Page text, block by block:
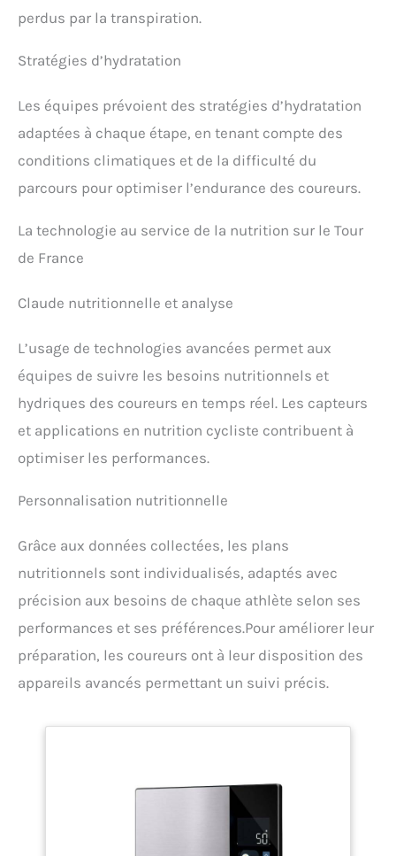
perdus par la transpiration.
Stratégies d’hydratation
Les équipes prévoient des stratégies d’hydratation
adaptées à chaque étape, en tenant compte des
conditions climatiques et de la difficulté du
parcours pour optimiser l’endurance des coureurs.
La technologie au service de la nutrition sur le Tour
de France
Claude nutritionnelle et analyse
L’usage de technologies avancées permet aux
équipes de suivre les besoins nutritionnels et
hydriques des coureurs en temps réel. Les capteurs
et applications en nutrition cycliste contribuent à
optimiser les performances.
Personnalisation nutritionnelle
Grâce aux données collectées, les plans
nutritionnels sont individualisés, adaptés avec
précision aux besoins de chaque athlète selon ses
performances et ses préférences.Pour améliorer leur
préparation, les coureurs ont à leur disposition des
appareils avancés permettant un suivi précis.